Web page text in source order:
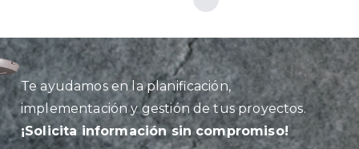
Te ayudamos en la planificación,
implementación y gestión de tus proyectos.
¡Solicita información sin compromiso!